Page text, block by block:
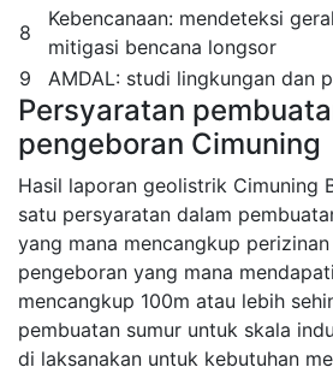
8
Kebencanaan: mendeteksi
mitigasi bencana longsor
9
AMDAL: studi lingkungan dan
Persyaratan
pengeboran Cimuning
Hasil laporan geolistrik Cimuning
satu persyaratan dalam
yang mana mencangkup
pengeboran yang mana
mencangkup 100m atau lebih
pembuatan sumur untuk skala
di laksanakan untuk kebutuhan